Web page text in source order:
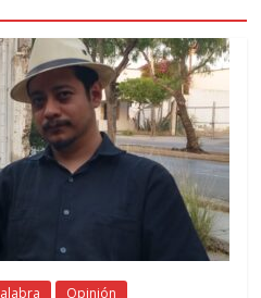
Opinión